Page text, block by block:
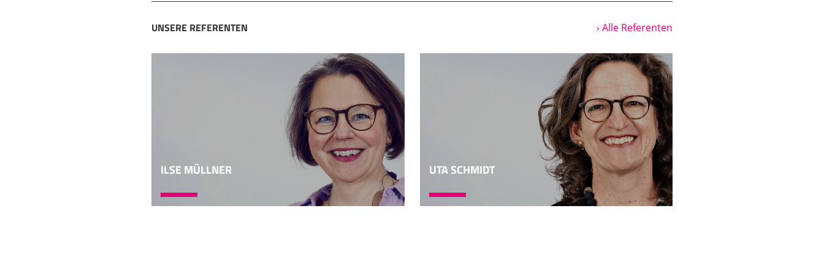
Mensch, vielleicht entscheidend zusammen mit dem Geheimnis, das wir mit dem Wort Gott bezeichnen?
Wenn Menschen mit einem echten Geheimnis konfrontiert werden, werden sie mit ihren eigenen
Grenzen konfrontiert. Was sie nicht wissen, nicht durchschauen, was sie nicht erobern können, was sie
konfrontiert. Und das kränkt. Das kränkt uns alle, wenn wir uns nicht umgekehrt haben. Wenn wir
deutlich auf unsere Grenzen hingewiesen werden. Und viele Menschen, das kann ich auch gut verstehen,
haben keine Lust, sich kränken zu lassen. Sie beschäftigen sich lieber mit anderen Dingen, die sie
können, wissen, durchschauen und beherrschen. Sie wollen sich lieber mit Dingen beschäftigen, wo man
ziemlich sicher von vornherein sagen kann, dass es sich lohnt. Aber wir sollten auch bedenken,
Geheimnisse können ganz schön spannend werden. Echte Geheimnisse haben einen tiefen Reiz. Und es
kann schon sein, dass wir feststellen und uns eingestehen müssen, sapper lot, ich hab das unterschätzt.
Dieses Geheimnis ist ja viel spannender als ich dachte. Wir werden also dieses Geheimnis in den
nächsten Tagen nicht lüften, sondern wir werden tiefer hineingezogen werden. Und wir vom Wothaus
UNSERE REFERENTEN › Alle Referenten
ILSE MÜLLNER UTA SCHMIDT